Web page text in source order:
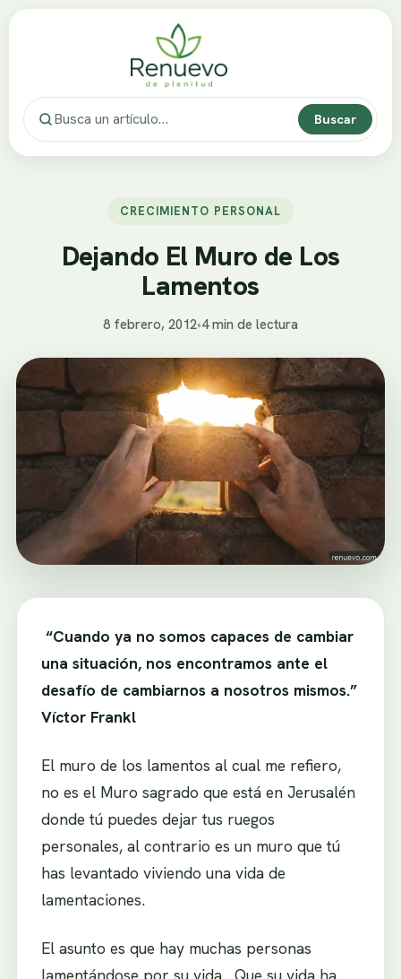
Buscar
CRECIMIENTO PERSONAL
Dejando El Muro de Los
Lamentos
8 febrero, 2012•4 min de lectura
“Cuando ya no somos capaces de cambiar
una situación, nos encontramos ante el
desafío de cambiarnos a nosotros mismos.”
Víctor Frankl
El muro de los lamentos al cual me refiero,
no es el Muro sagrado que está en Jerusalén
donde tú puedes dejar tus ruegos
personales, al contrario es un muro que tú
has levantado viviendo una vida de
lamentaciones.
El asunto es que hay muchas personas
lamentándose por su vida. Que su vida ha